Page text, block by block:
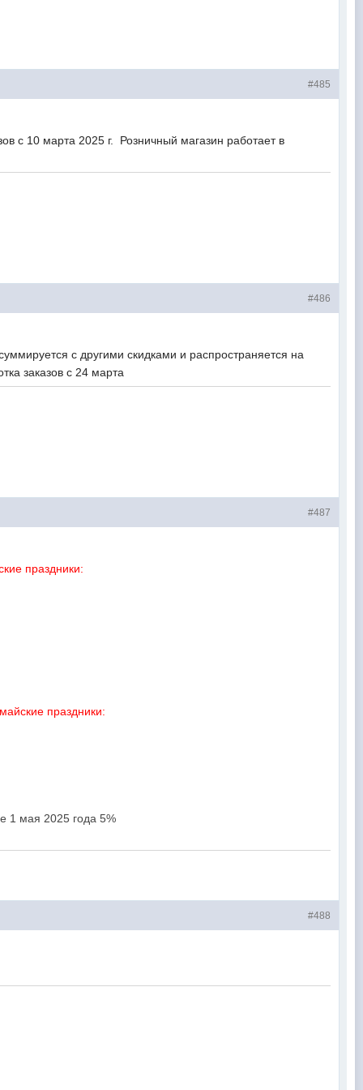
#485
с 10 марта 2025 г. Розничный магазин работает в
#486
с другими скидками и распространяется на
заказов с 24 марта
#487
праздники:
праздники:
1 мая 2025 года 5%
#488